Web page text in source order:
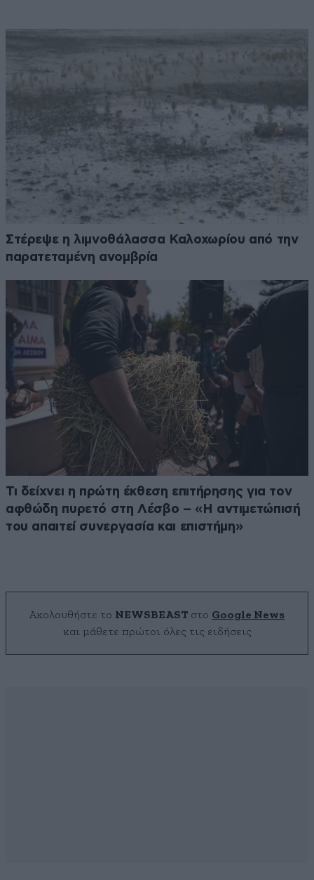
Στέρεψε η λιμνοθάλασσα Καλοχωρίου από την
παρατεταμένη ανομβρία
Τι δείχνει η πρώτη έκθεση επιτήρησης για τον
αφθώδη πυρετό στη Λέσβο – «Η αντιμετώπισή
του απαιτεί συνεργασία και επιστήμη»
Ακολουθήστε το NEWSBEAST στο Google News
και μάθετε πρώτοι όλες τις ειδήσεις